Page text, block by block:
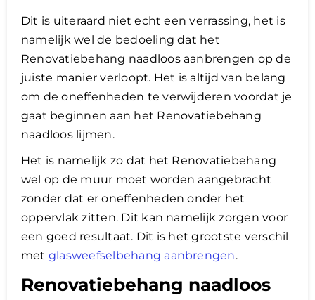
Dit is uiteraard niet echt een verrassing, het is
namelijk wel de bedoeling dat het
Renovatiebehang naadloos aanbrengen op de
juiste manier verloopt. Het is altijd van belang
om de oneffenheden te verwijderen voordat je
gaat beginnen aan het Renovatiebehang
naadloos lijmen.
Het is namelijk zo dat het Renovatiebehang
wel op de muur moet worden aangebracht
zonder dat er oneffenheden onder het
oppervlak zitten. Dit kan namelijk zorgen voor
een goed resultaat. Dit is het grootste verschil
met glasweefselbehang aanbrengen.
Renovatiebehang naadloos